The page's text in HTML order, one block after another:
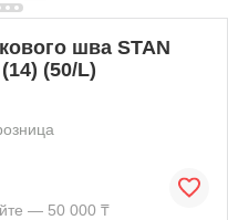
шва STAN
(50/L)
— 50 000 ₸